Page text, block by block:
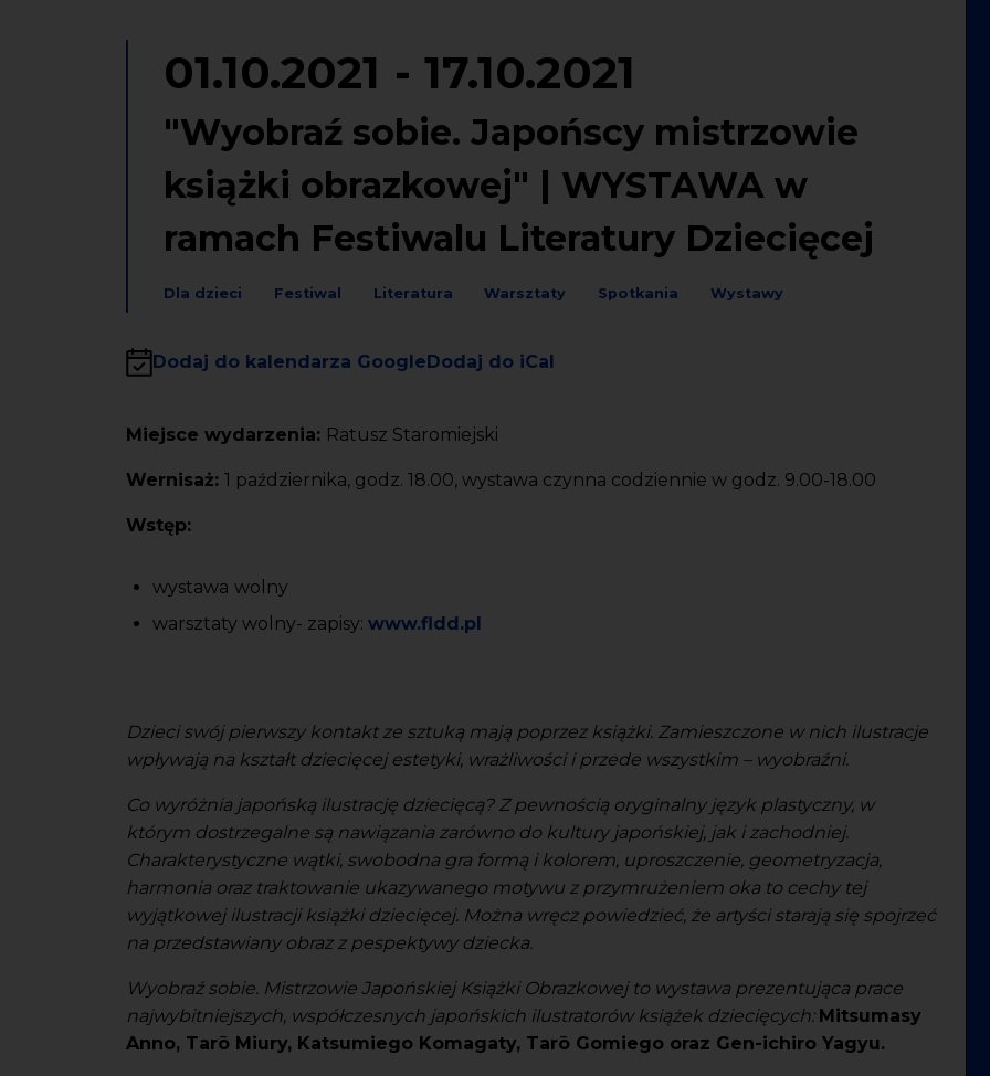
01.10.2021 - 17.10.2021
"Wyobraź sobie. Japońscy mistrzowie
książki obrazkowej" | WYSTAWA w
ramach Festiwalu Literatury Dziecięcej
Dla dzieci Festiwal Literatura Warsztaty Spotkania Wystawy
Dodaj do kalendarza Google Dodaj do iCal
Miejsce wydarzenia: Ratusz Staromiejski
Wernisaż: 1 października, godz. 18.00, wystawa czynna codziennie w godz. 9.00-18.00
Wstęp:
wystawa wolny
warsztaty wolny- zapisy: www.fldd.pl
Dzieci swój pierwszy kontakt ze sztuką mają poprzez książki. Zamieszczone w nich ilustracje
wpływają na kształt dziecięcej estetyki, wrażliwości i przede wszystkim – wyobraźni.
Co wyróżnia japońską ilustrację dziecięcą? Z pewnością oryginalny język plastyczny, w
którym dostrzegalne są nawiązania zarówno do kultury japońskiej, jak i zachodniej.
Charakterystyczne wątki, swobodna gra formą i kolorem, uproszczenie, geometryzacja,
harmonia oraz traktowanie ukazywanego motywu z przymrużeniem oka to cechy tej
wyjątkowej ilustracji książki dziecięcej. Można wręcz powiedzieć, że artyści starają się spojrzeć
na przedstawiany obraz z pespektywy dziecka.
Wyobraź sobie. Mistrzowie Japońskiej Książki Obrazkowej to wystawa prezentująca prace
najwybitniejszych, współczesnych japońskich ilustratorów książek dziecięcych: Mitsumasy
Anno, Tarō Miury, Katsumiego Komagaty, Tarō Gomiego oraz Gen-ichiro Yagyu.